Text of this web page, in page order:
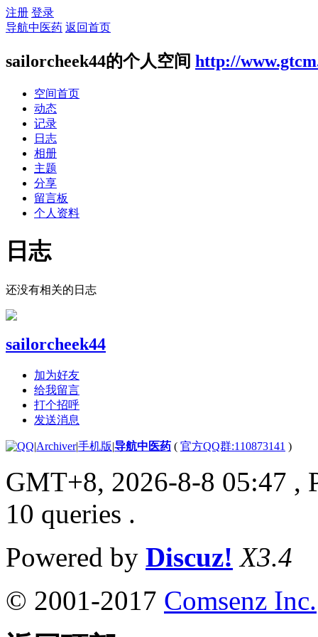
注册 登录
导航中医药 返回首页
sailorcheek44的个人空间 http://
空间首页
动态
记录
日志
相册
主题
分享
留言板
个人资料
日志
还没有相关的日志
sailorcheek44
加为好友
给我留言
打个招呼
发送消息
|Archiver|手机版|导航中医药 ( 官方QQ群:110873141 )
GMT+8, 2026-8-8 05:47 ,
10 queries .
Powered by Discuz! X3.4
© 2001-2017 Comsenz Inc.